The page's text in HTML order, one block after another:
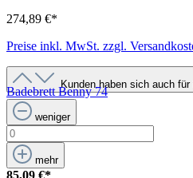
274,89 €*
Preise inkl. MwSt. zzgl.
Kunden haben sich auch
Badebrett Benny 74
weniger
mehr
85,09 €*